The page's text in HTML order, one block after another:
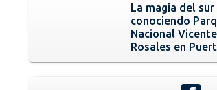
La magia del sur
conociendo
Nacional
Rosales en